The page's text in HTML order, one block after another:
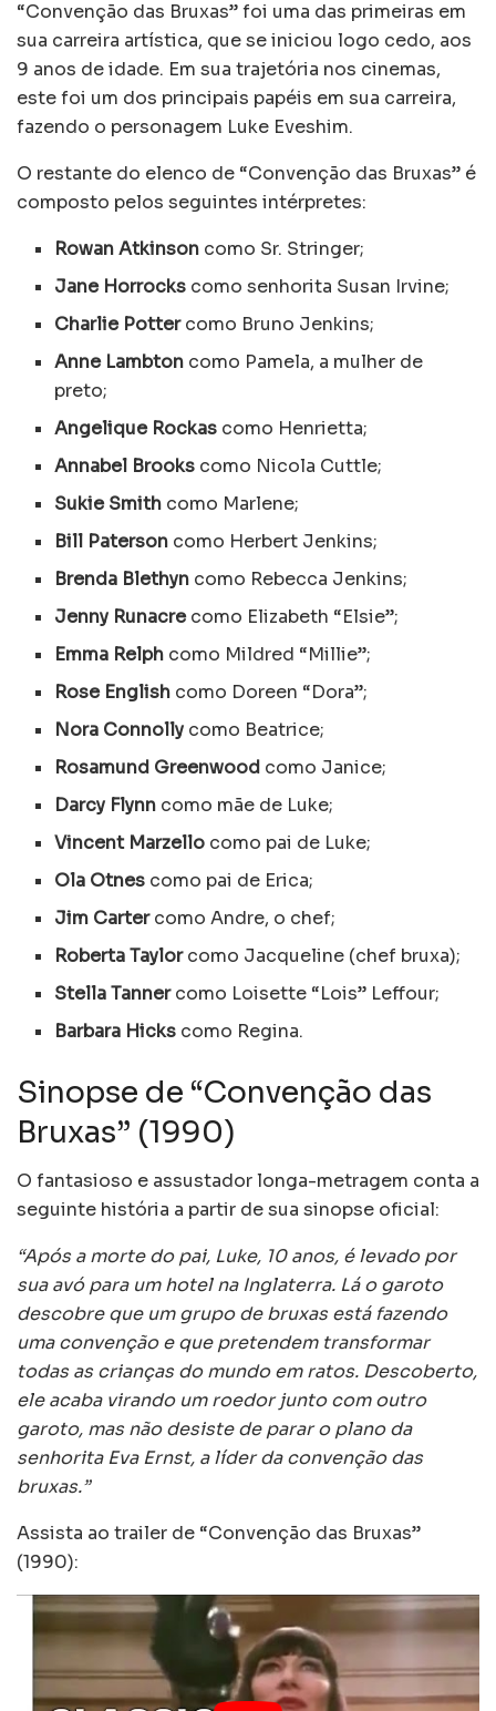
“Convenção das Bruxas” foi uma das primeiras em
sua carreira artística, que se iniciou logo cedo, aos
9 anos de idade. Em sua trajetória nos cinemas,
este foi um dos principais papéis em sua carreira,
fazendo o personagem Luke Eveshim.
O restante do elenco de “Convenção das Bruxas” é
composto pelos seguintes intérpretes:
Rowan Atkinson como Sr. Stringer;
Jane Horrocks como senhorita Susan Irvine;
Charlie Pottercomo Bruno Jenkins;
Anne Lambton como Pamela, a mulher de
preto;
Angelique Rockas como Henrietta;
Annabel Brooks como Nicola Cuttle;
Sukie Smith como Marlene;
Bill Paterson como Herbert Jenkins;
Brenda Blethyn como Rebecca Jenkins;
Jenny Runacrecomo Elizabeth “Elsie”;
Emma Relph como Mildred “Millie”;
Rose English como Doreen “Dora”;
Nora Connolly como Beatrice;
Rosamund Greenwood como Janice;
Darcy Flynn como mãe de Luke;
Vincent Marzello como pai de Luke;
Ola Otnes como pai de Erica;
Jim Cartercomo Andre, o chef;
Roberta Taylorcomo Jacqueline (chef bruxa);
Stella Tannercomo Loisette “Lois” Leffour;
Barbara Hicks como Regina.
Sinopse de “Convenção das
Bruxas” (1990)
O fantasioso e assustador longa-metragem conta a
seguinte história a partir de sua sinopse oficial:
“Após a morte do pai, Luke, 10 anos, é levado por
sua avó para um hotel na Inglaterra. Lá o garoto
descobre que um grupo de bruxas está fazendo
uma convenção e que pretendem transformar
todas as crianças do mundo em ratos. Descoberto,
ele acaba virando um roedor junto com outro
garoto, mas não desiste de parar o plano da
senhorita Eva Ernst, a líder da convenção das
bruxas.”
Assista ao trailer de “Convenção das Bruxas”
(1990):